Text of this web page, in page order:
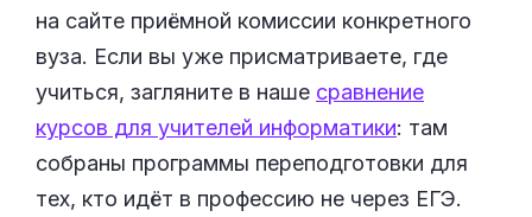
на сайте приёмной комиссии конкретного
вуза. Если вы уже присматриваете, где
учиться, загляните в наше сравнение
курсов для учителей информатики: там
собраны программы переподготовки для
тех, кто идёт в профессию не через ЕГЭ.